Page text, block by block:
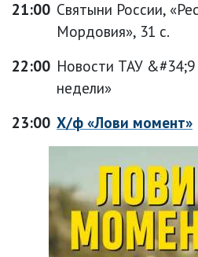
21:00 Святыни России,
Мордовия», 31 с.
22:00 Новости ТАУ
недели»
23:00 Х/ф «Лови момент»